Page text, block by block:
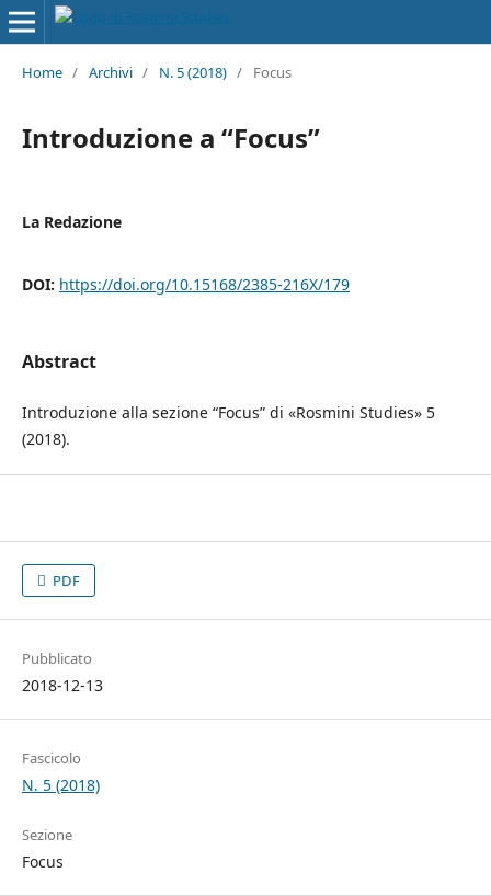
Home / Archivi / N. 5 (2018) / Focus
Introduzione a “Focus”
La Redazione
DOI: https://doi.org/10.15168/2385-216X/179
Abstract
Introduzione alla sezione “Focus” di «Rosmini Studies» 5
(2018).
PDF
Pubblicato
2018-12-13
Fascicolo
N. 5 (2018)
Sezione
Focus